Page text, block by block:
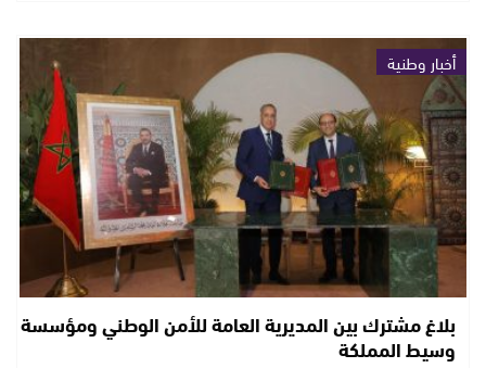
أخبار وطنية
بلاغ مشترك بين المديرية العامة للأمن الوطني ومؤسسة
وسيط المملكة